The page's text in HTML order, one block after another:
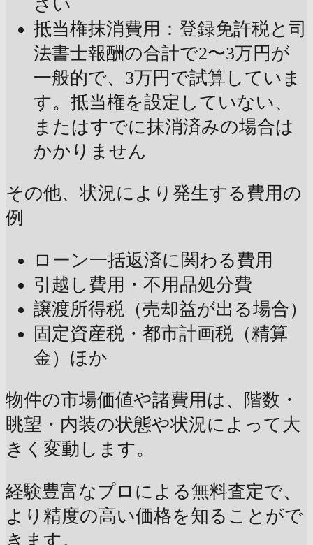
さい
抵当権抹消費用：登録免許税と司
法書士報酬の合計で2〜3万円が
一般的で、3万円で試算していま
す。抵当権を設定していない、
またはすでに抹消済みの場合は
かかりません
その他、状況により発生する費用の
例
ローン一括返済に関わる費用
引越し費用・不用品処分費
譲渡所得税（売却益が出る場合）
固定資産税・都市計画税（精算
金）ほか
物件の市場価値や諸費用は、階数・
眺望・内装の状態や状況によって大
きく変動します。
経験豊富なプロによる無料査定で、
より精度の高い価格を知ることがで
きます。